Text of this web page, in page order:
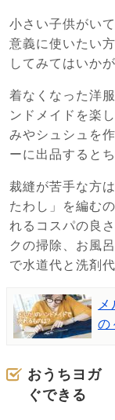
小さい子供がい
意義に使いたい
してみてはいか
着なくなった洋
ンドメイドを楽
みやシュシュを
ーに出品すると
裁縫が苦手な方
たわし」を編む
れるコスパの良
クの掃除、お風
で水道代と洗剤
の
おうちヨガ
ぐできる